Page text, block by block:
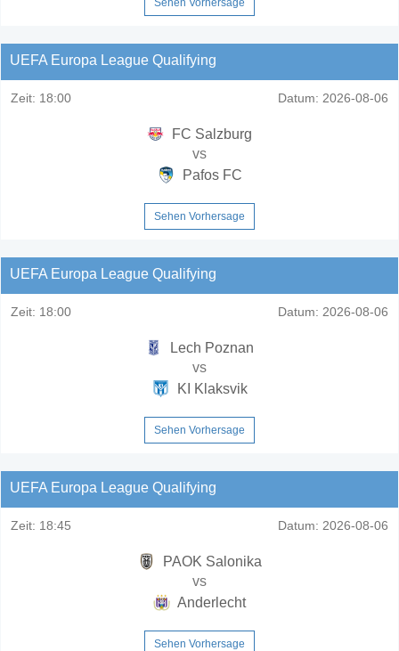
Sehen Vorhersage
UEFA Europa League Qualifying
Zeit: 18:00 Datum: 2026-08-06
FC Salzburg
vs
Pafos FC
Sehen Vorhersage
UEFA Europa League Qualifying
Zeit: 18:00 Datum: 2026-08-06
Lech Poznan
vs
KI Klaksvik
Sehen Vorhersage
UEFA Europa League Qualifying
Zeit: 18:45 Datum: 2026-08-06
PAOK Salonika
vs
Anderlecht
Sehen Vorhersage